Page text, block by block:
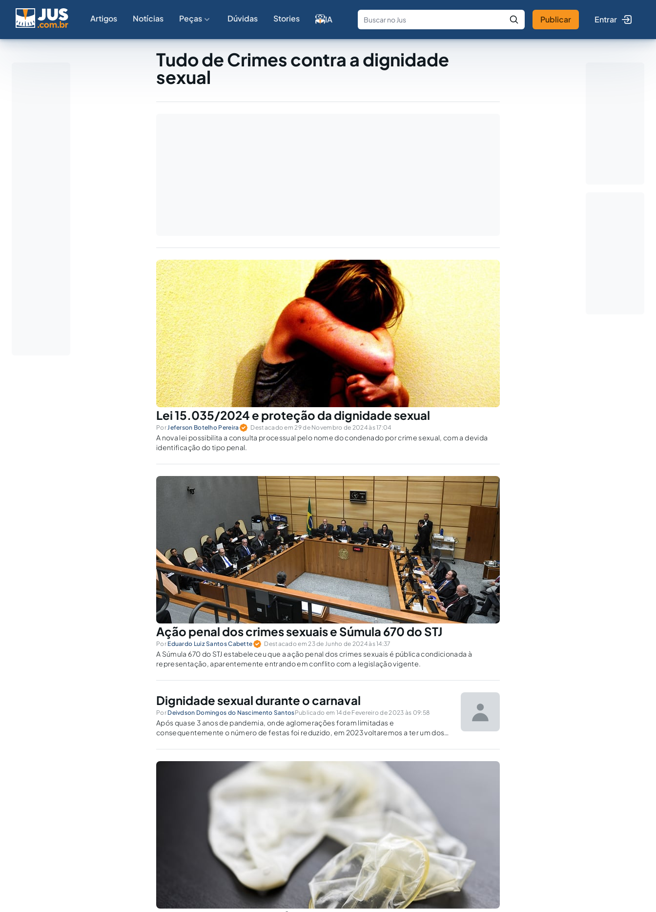
Artigos Notícias Peças Dúvidas Stories IA
Fale com a IA Buscar no Jus
Publicar Entrar
Tudo de Crimes contra a dignidade
sexual
Lei 15.035/2024 e proteção da dignidade sexual
PorJeferson Botelho Pereira Destacado em 29 de Novembro de 2024 às 17:04
A nova lei possibilita a consulta processual pelo nome do condenado por crime sexual, com a devida
identificação do tipo penal.
Ação penal dos crimes sexuais e Súmula 670 do STJ
Por Eduardo Luiz Santos Cabette Destacado em 23 de Junho de 2024 às 14:37
A Súmula 670 do STJ estabeleceu que a ação penal dos crimes sexuais é pública condicionada à
representação, aparentemente entrando em conflito com a legislação vigente.
Dignidade sexual durante o carnaval
Por Deivdson Domingos do Nascimento SantosPublicado em 14 de Fevereiro de 2023 às 09:58
Após quase 3 anos de pandemia, onde aglomerações foram limitadas e
consequentemente o número de festas foi reduzido, em 2023 voltaremos a ter um dos
irreverência e o...